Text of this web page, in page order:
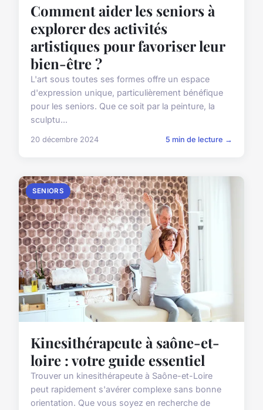
Comment aider les seniors à
explorer des activités
artistiques pour favoriser leur
bien-être ?
L'art sous toutes ses formes offre un espace
d'expression unique, particulièrement bénéfique
pour les seniors. Que ce soit par la peinture, la
sculptu...
20 décembre 2024 5 min de lecture →
SENIORS
Kinesithérapeute à saône-et-
loire : votre guide essentiel
Trouver un kinesithérapeute à Saône-et-Loire
peut rapidement s'avérer complexe sans bonne
orientation. Que vous soyez en recherche de